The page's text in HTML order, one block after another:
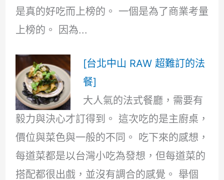
是真的好吃而上榜的。 一個是為了商業考量
上榜的。 因為...
[台北中山 RAW 超難訂的法
餐]
大人氣的法式餐廳，需要有
毅力與決心才訂得到。 這次吃的是主廚桌，
價位與菜色與一般的不同。 吃下來的感想，
每道菜都是以台灣小吃為發想，但每道菜的
搭配都很出戲，並沒有調合的感覺。 舉個